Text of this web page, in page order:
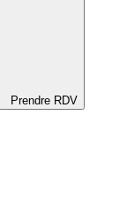
Prendre RDV